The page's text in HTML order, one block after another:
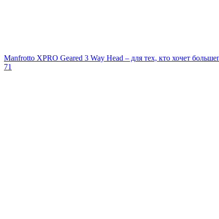
Manfrotto XPRO Geared 3 Way Head – для тех, кто хочет
71